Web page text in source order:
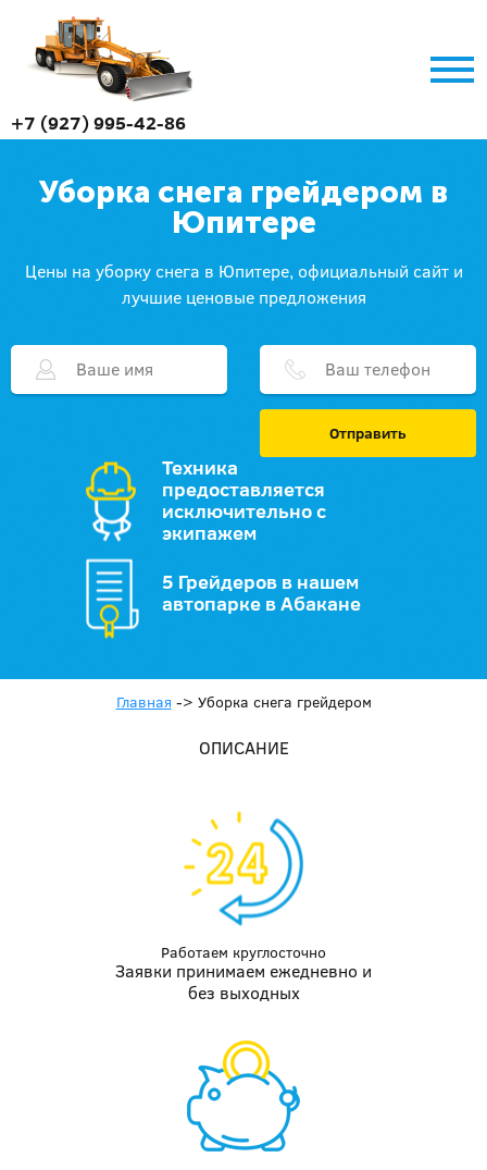
+7 (927) 995-42-86
Уборка снега грейдером в
Юпитере
Цены на уборку снега в Юпитере, официальный сайт и
лучшие ценовые предложения
Отправить
Техника
предоставляется
исключительно с
экипажем
5 Грейдеров в нашем
автопарке в Абакане
Главная -> Уборка снега грейдером
ОПИСАНИЕ
Работаем круглосточно
Заявки принимаем ежедневно и
без выходных